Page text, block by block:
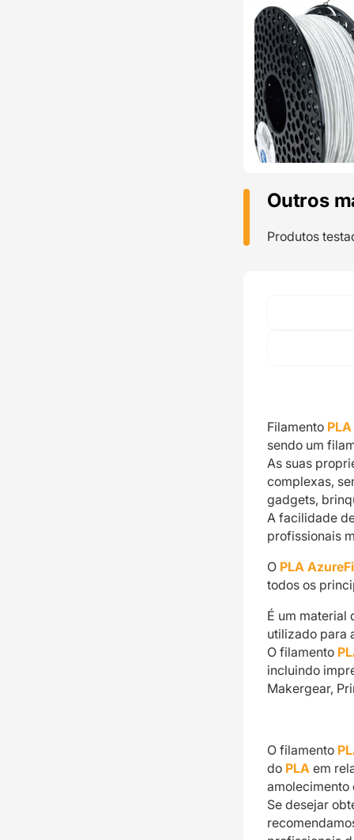
Outros
Produtos
Filamento
sendo um
As suas
complexas,
gadgets,
A facilidade
profissionais
O PLA
todos os
É um material
utilizado para
O filamento
incluindo
Makergear,
O filamento
do PLA em
amolecimento
Se desejar